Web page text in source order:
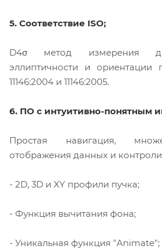
5. Соответствие ISO;
D4σ метод измерения
эллиптичности и ориентации
11146:2004 и 11146:2005.
6. ПО с интуитивно-понятным
Простая навигация,
отображения данных и
- 2D, 3D и XY профили пучка;
- Функция вычитания фона;
- Уникальная функция "Animate";